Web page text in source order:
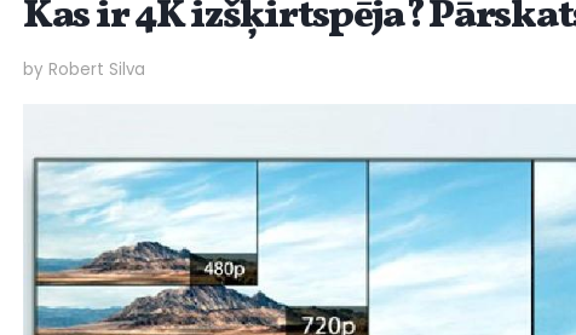
Kas ir 4K izšķirtspēja?
by Robert Silva